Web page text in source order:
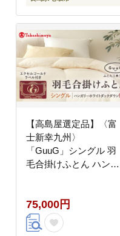
【高島屋選定品】〈富
士新幸九州〉
「GuuG」シングル 羽
毛合掛けふとん ハンガ
掛け 羽毛 布団
[JFJ053] 75000 75000
円 羽毛布団
75,000円